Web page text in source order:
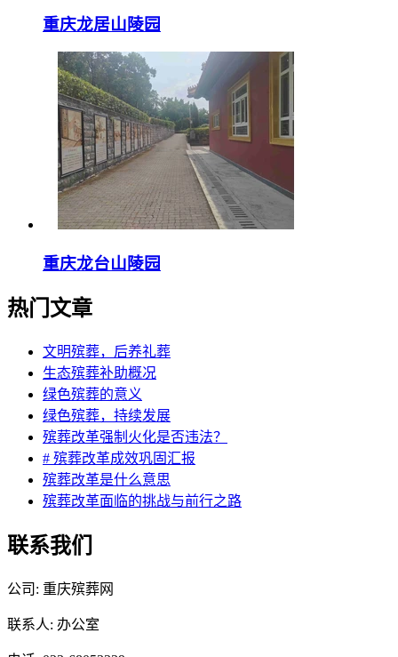
重庆龙居山陵园
重庆龙台山陵园
热门文章
文明殡葬，后养礼葬
生态殡葬补助概况
绿色殡葬的意义
绿色殡葬，持续发展
殡葬改革强制火化是否违法？
# 殡葬改革成效巩固汇报
殡葬改革是什么意思
殡葬改革面临的挑战与前行之路
联系我们
公司: 重庆殡葬网
联系人: 办公室